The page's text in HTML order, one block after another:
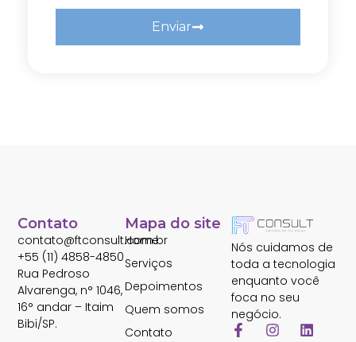
Enviar
Nós cuidamos de
toda a tecnologia
enquanto você
foca no seu
negócio.
Mapa do site
Home
Serviços
Depoimentos
Quem somos
Contato
Contato
Rua Pedroso
Alvarenga, n° 1046,
16° andar – Itaim
Bibi/SP.
contato@ftconsult.com.br
+55 (11) 4858-4850